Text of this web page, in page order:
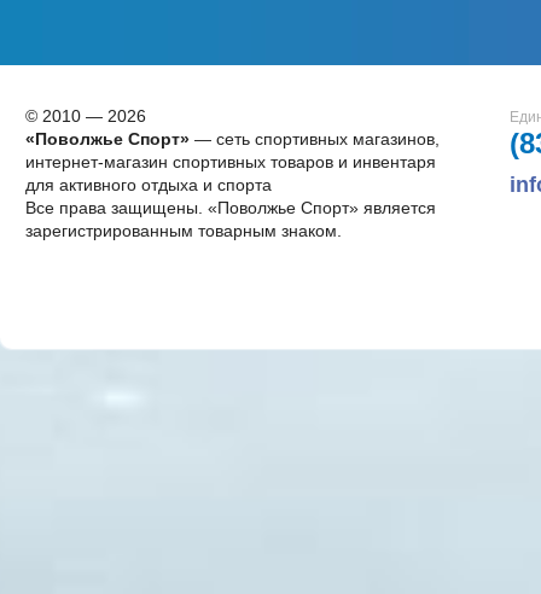
© 2010 — 2026
«Поволжье Спорт»— сеть спортивных магазинов,
интернет-магазин спортивных товаров и инвентаря
для активного отдыха и спорта
Все права защищены. «Поволжье Спорт» является
зарегистрированным товарным знаком.